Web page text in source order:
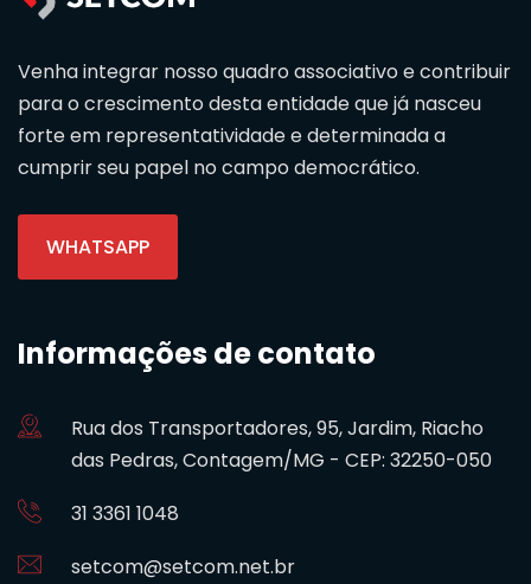
Venha integrar nosso quadro associativo e contribuir
para o crescimento desta entidade que já nasceu
forte em representatividade e determinada a
cumprir seu papel no campo democrático.
WHATSAPP
Informações de contato
Rua dos Transportadores, 95, Jardim, Riacho
das Pedras, Contagem/MG - CEP: 32250-050
31 3361 1048
setcom@setcom.net.br